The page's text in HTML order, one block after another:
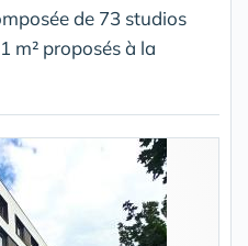
de 73 studios
m² proposés à la